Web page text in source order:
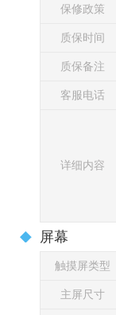
保修政策
质保时间
质保备注
客服电话
详细内容
屏幕
触摸屏类型
主屏尺寸